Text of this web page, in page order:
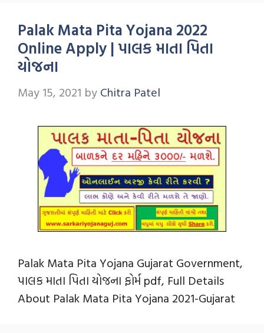
Palak Mata Pita Yojana 2022
Online Apply | પાલક માતા પિતા
યોજના
May 15, 2021 by Chitra Patel
Palak Mata Pita Yojana Gujarat Government,
પાલક માતા પિતા યોજના ફોર્મ pdf, Full Details
About Palak Mata Pita Yojana 2021-Gujarat